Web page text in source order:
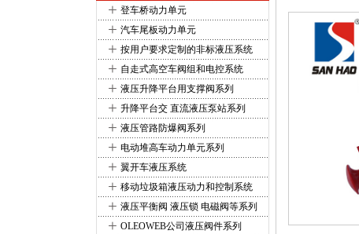
+ 登车桥动力单元
+ 汽车尾板动力单元
+ 按用户要求定制的非标液压系统
+ 自走式高空车阀组和电控系统
+ 液压升降平台用支撑阀系列
+ 升降平台交 直流液压泵站系列
+ 液压管路防爆阀系列
+ 电动堆高车动力单元系列
+ 翼开车液压系统
+ 移动垃圾箱液压动力和控制系统
+ 液压平衡阀 液压锁 电磁阀等系列
+ OLEOWEB公司液压阀件系列